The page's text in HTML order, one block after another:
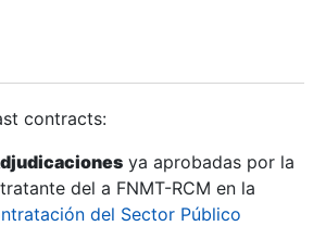
contracts:
ya aprobadas por la
del a FNMT-RCM en la
del Sector Público